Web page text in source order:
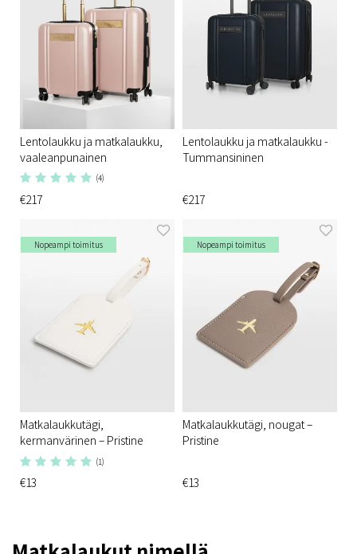
Lentolaukku ja matkalaukku,
vaaleanpunainen
(4)
€217
Lentolaukku ja matkalaukku -
Tummansininen
€217
Nopeampi toimitus
Matkalaukkutägi,
kermanvärinen – Pristine
(1)
€13
Nopeampi toimitus
Matkalaukkutägi, nougat –
Pristine
€13